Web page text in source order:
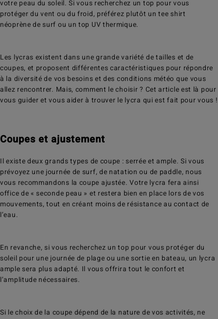
votre peau du soleil. Si vous recherchez un top pour vous
protéger du vent ou du froid, préférez plutôt un tee shirt
néoprène de surf ou un top UV thermique.
Les lycras existent dans une grande variété de tailles et de
coupes, et proposent différentes caractéristiques pour répondre
à la diversité de vos besoins et des conditions météo que vous
allez rencontrer. Mais, comment le choisir ? Cet article est là pour
vous guider et vous aider à trouver le lycra qui est fait pour vous !
Coupes et ajustement
Il existe deux grands types de coupe : serrée et ample. Si vous
prévoyez une journée de surf, de natation ou de paddle, nous
vous recommandons la coupe ajustée. Votre lycra fera ainsi
office de « seconde peau » et restera bien en place lors de vos
mouvements, tout en créant moins de résistance au contact de
l’eau.
En revanche, si vous recherchez un top pour vous protéger du
soleil pour une journée de plage ou une sortie en bateau, un lycra
ample sera plus adapté. Il vous offrira tout le confort et
l’amplitude nécessaires.
Si le choix de la coupe dépend de la nature de vos activités, ne